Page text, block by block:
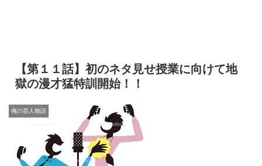
【第１１話】初のネタ見せ授業に向けて地
獄の漫才猛特訓開始！！
俺の芸人物語